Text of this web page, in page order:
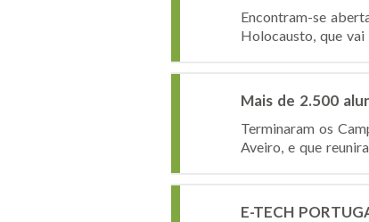
Encontram-se
Holocausto, que
Mais de 2.500
Terminaram os
Aveiro, e que
E-TECH